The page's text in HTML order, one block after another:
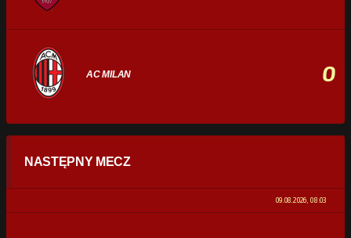
AC MILAN 0
STATYSTYKI
0% 100%
NASTĘPNY MECZ
09.08.2026, 08:03